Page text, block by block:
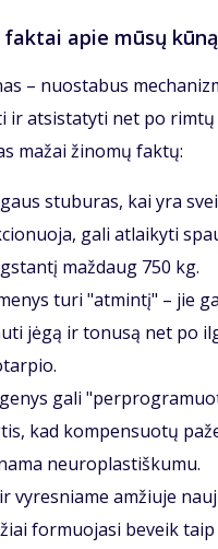
apie mūsų kūną
– nuostabus
ir atsistatyti net po
mažai žinomų faktų:
stuburas, kai yra
gali atlaikyti
maždaug 750 kg.
turi "atmintį" – jie
jėgą ir tonusą net po
gali
kad kompensuotų
neuroplastiškumu.
vyresniame amžiuje
formuojasi beveik